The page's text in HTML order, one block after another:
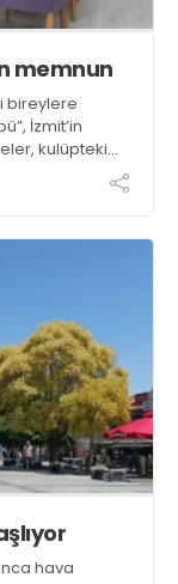
memnun
bireylere
İzmit’in
kulüpteki
hava